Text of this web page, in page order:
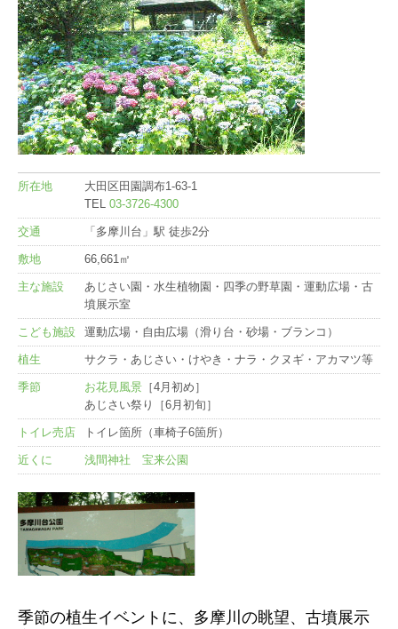
所在地
大田区田園調布1-63-1
TEL 03-3726-4300
交通 「多摩川台」駅 徒歩2分
敷地 66,661㎡
主な施設
あじさい園・水生植物園・四季の野草園・運動広場・古
墳展示室
こども施設 運動広場・自由広場（滑り台・砂場・ブランコ）
植生 サクラ・あじさい・けやき・ナラ・クヌギ・アカマツ等
季節 お花見風景 ［4月初め］
あじさい祭り［6月初旬］
トイレ売店 トイレ箇所（車椅子6箇所）
近くに 浅間神社 宝来公園
季節の植生イベントに、多摩川の眺望、古墳展示